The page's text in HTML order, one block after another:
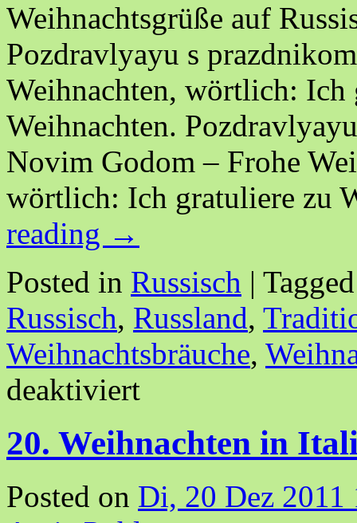
Weihnachtsgrüße auf
Pozdravlyayu s
Weihnachten, wörtlich: Ich
Weihnachten.
Novim Godom – Frohe
wörtlich: Ich gratuliere zu
reading →
Posted in Russisch | Tagged
Russisch, Russland,
Weihnachtsbräuche,
deaktiviert
20. Weihnachten in
Posted on Di, 20 Dez 2011